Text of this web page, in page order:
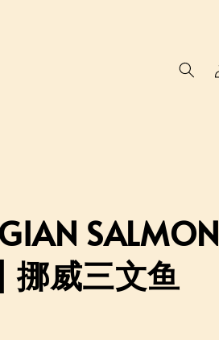
SALMON
挪威三文鱼